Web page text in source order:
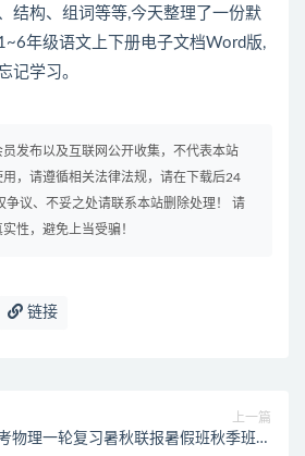
结构、组词等等,今天整理了一份默
年级语文上下册电子文档Word版,
记学习。
发布以及互联网公开收集，不代表本站
用，请遵循相关法律法规，请在下载后24
争议、不妥之处请联系本站删除处理！ 请
性，避免上当受骗！
链接
上一篇
物理一轮复习暑秋联报暑假班秋季班均